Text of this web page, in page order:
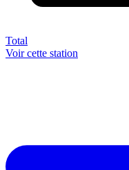
Total
Voir cette station